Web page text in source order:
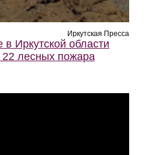
Иркутская Пресса
Иркутской области
22 лесных пожара